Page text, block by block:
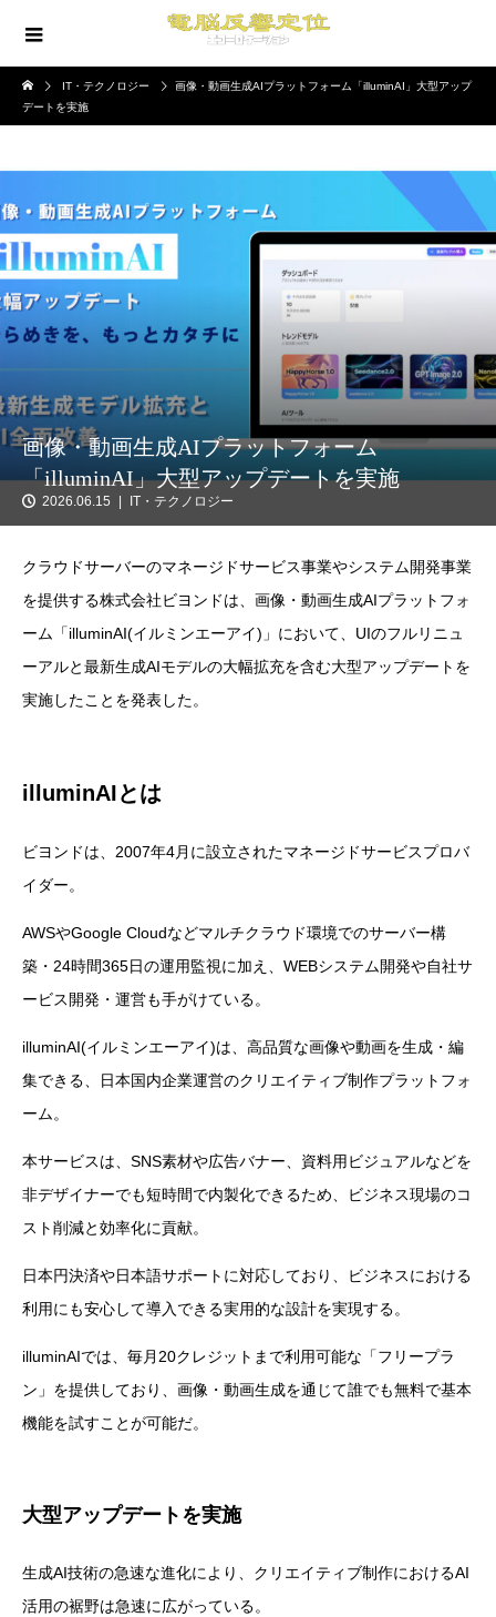
IT・テクノロジー
画像・動画生成AIプラットフォーム「illuminAI」大型アップ
デートを実施
画像・動画生成AIプラットフォーム
「illuminAI」大型アップデートを実施
2026.06.15 IT・テクノロジー
クラウドサーバーのマネージドサービス事業やシステム開発事業
を提供する株式会社ビヨンドは、画像・動画生成AIプラットフォ
ーム「illuminAI(イルミンエーアイ)」において、UIのフルリニュ
ーアルと最新生成AIモデルの大幅拡充を含む大型アップデートを
実施したことを発表した。
illuminAIとは
ビヨンドは、2007年4月に設立されたマネージドサービスプロバ
イダー。
AWSやGoogle Cloudなどマルチクラウド環境でのサーバー構
築・24時間365日の運用監視に加え、WEBシステム開発や自社サ
ービス開発・運営も手がけている。
illuminAI(イルミンエーアイ)は、高品質な画像や動画を生成・編
集できる、日本国内企業運営のクリエイティブ制作プラットフォ
ーム。
本サービスは、SNS素材や広告バナー、資料用ビジュアルなどを
非デザイナーでも短時間で内製化できるため、ビジネス現場のコ
スト削減と効率化に貢献。
日本円決済や日本語サポートに対応しており、ビジネスにおける
利用にも安心して導入できる実用的な設計を実現する。
illuminAIでは、毎月20クレジットまで利用可能な「フリープラ
ン」を提供しており、画像・動画生成を通じて誰でも無料で基本
機能を試すことが可能だ。
大型アップデートを実施
生成AI技術の急速な進化により、クリエイティブ制作におけるAI
活用の裾野は急速に広がっている。